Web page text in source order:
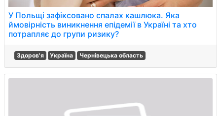
У Польщі зафіксовано спалах кашлюка. Яка
ймовірність виникнення епідемії в Україні та хто
потрапляє до групи ризику?
Здоров'я Україна Чернівецька область